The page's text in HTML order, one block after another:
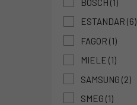
BOSCH (1)
ESTANDAR (6)
FAGOR (1)
MIELE (1)
SAMSUNG (2)
SMEG (1)